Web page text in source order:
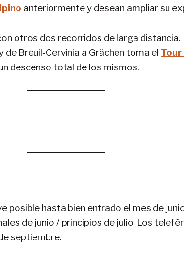
anteriormente y desean ampliar su
otros dos recorridos de larga
de Breuil-Cervinia a Grächen toma el Tour
descenso total de los mismos.
posible hasta bien entrado el mes de
de junio / principios de julio. Los
septiembre.